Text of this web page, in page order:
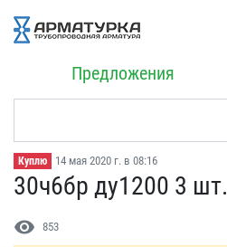
Предложения
Куплю 14 мая 2020 г. в 08:16
30ч6бр ду1200 3 шт.
visibility 853